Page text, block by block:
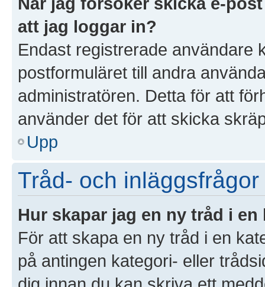
att jag loggar in?
Endast registrerade användare
postformuläret till andra
administratören. Detta för att
använder det för att skicka
Upp
Tråd- och inläggsfrågor
Hur skapar jag en ny tråd i en
För att skapa en ny tråd i en
på antingen kategori- eller